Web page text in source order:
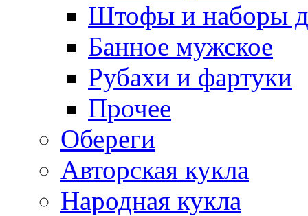
Штофы и наборы
Банное мужское
Рубахи и фартуки
Прочее
Обереги
Авторская кукла
Народная кукла